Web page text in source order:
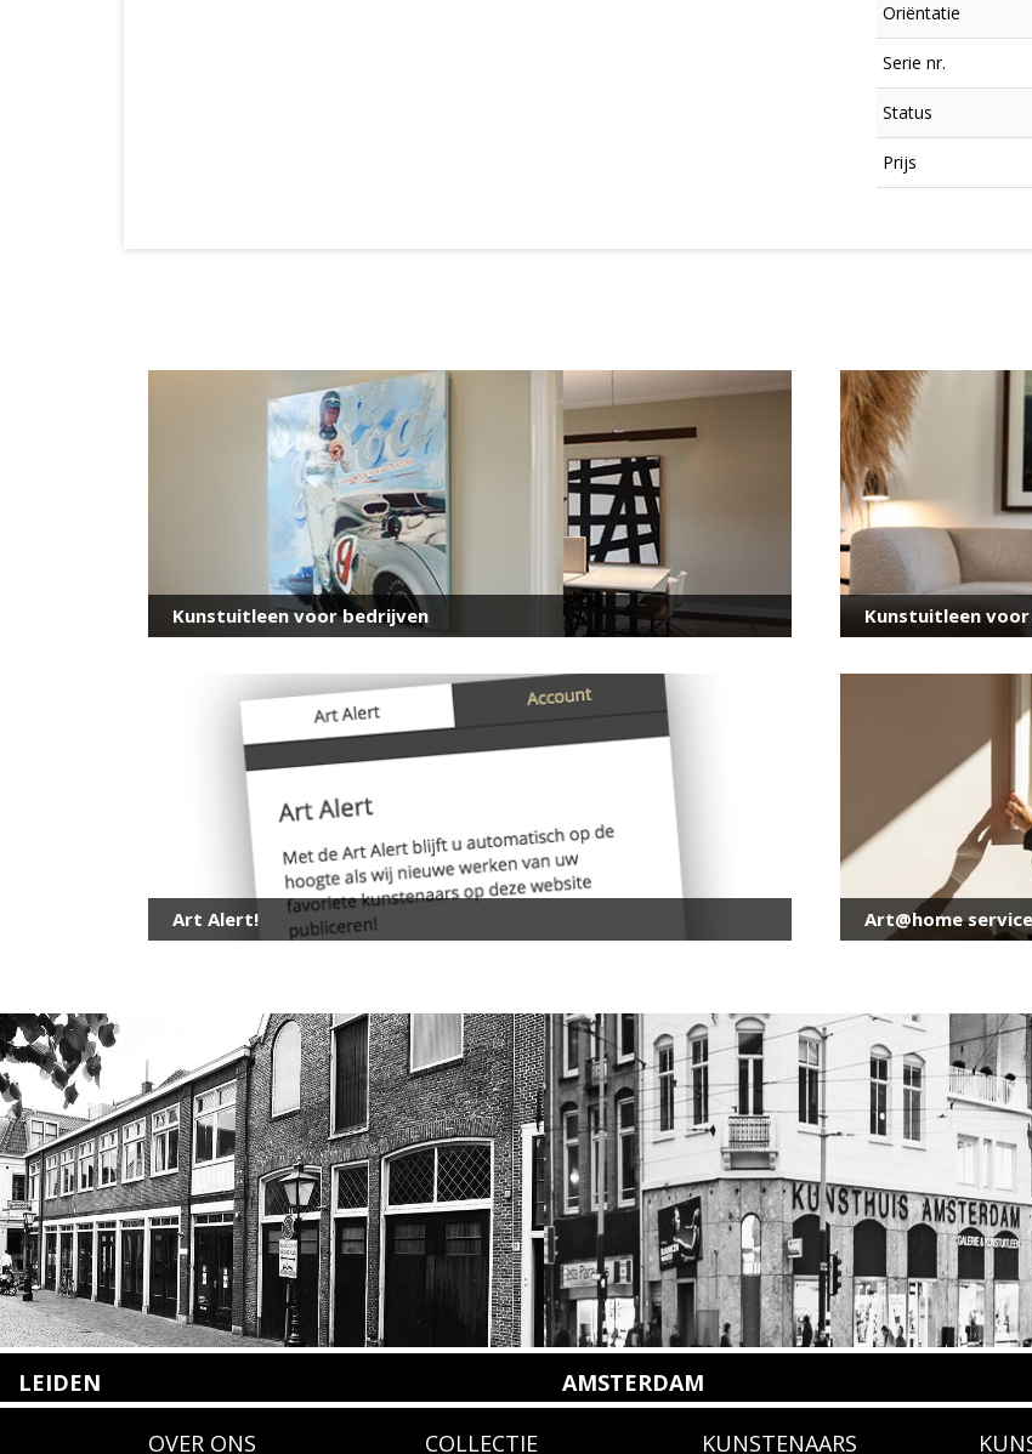
Oriëntatie
Serie nr.
Status
Prijs
Kunstuitleen voor bedrijven Kunstuitleen
Art Alert! Art@home service
LEIDEN AMSTERDAM
1075 VX Amsterdam
OVER ONS COLLECTIE KUNSTENAARS
voor onze nieuwsbrief
E-
mailadres
×